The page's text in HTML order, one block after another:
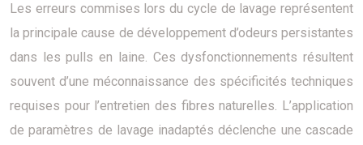
Les erreurs commises lors du cycle de lavage représentent
la principale cause de développement d’odeurs persistantes
dans les pulls en laine. Ces dysfonctionnements résultent
souvent d’une méconnaissance des spécificités techniques
requises pour l’entretien des fibres naturelles. L’application
de paramètres de lavage inadaptés déclenche une cascade